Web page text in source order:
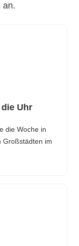
an.
Uhr
die Woche in
Großstädten im